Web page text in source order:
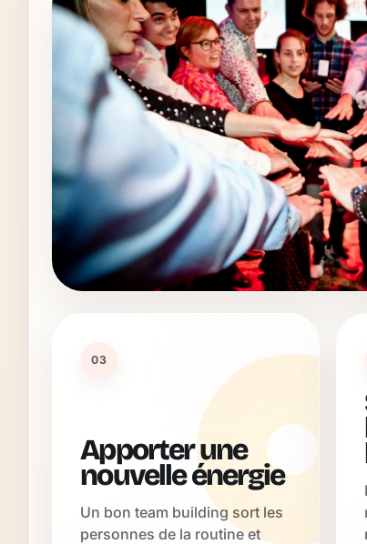
03
Apporter une
nouvelle énergie
Un bon team building sort les
personnes de la routine et